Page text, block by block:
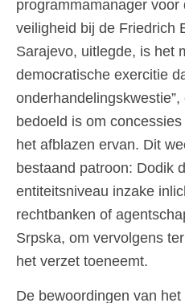
programmamanager voor
veiligheid bij de Friedrich
Sarajevo, uitlegde, is het
democratische exercitie
bedoeld is om
het afblazen ervan. Dit
bestaand patroon: Dodik
entiteitsniveau inzake
rechtbanken of
Srpska, om vervolgens
het verzet toeneemt.
De bewoordingen van